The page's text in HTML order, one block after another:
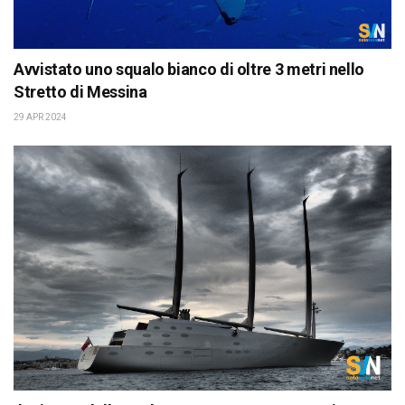
Avvistato uno squalo bianco di oltre 3 metri nello
Stretto di Messina
29 APR 2024